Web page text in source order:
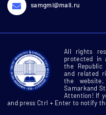
samgmi@mail.ru
All rights
protected in
the Republic
and related
the
Samarkand
Attention! If
and press Ctrl + Enter to notify